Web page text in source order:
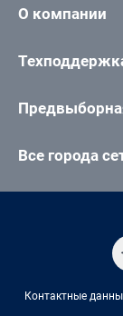
О компании
Все города
Контактные